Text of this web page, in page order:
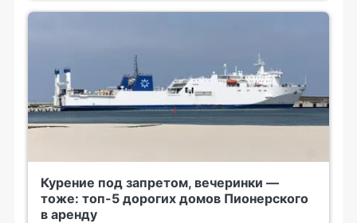
Курение под запретом, вечеринки —
тоже: топ-5 дорогих домов Пионерского
в аренду